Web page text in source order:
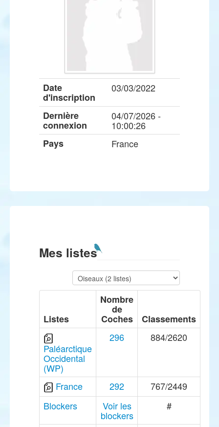
Date
d'inscription
03/03/2022
Dernière
connexion
04/07/2026 -
10:00:26
Pays
France
Mes listes
Listes
Nombre
de
Coches Classements
Paléarctique
Occidental
(WP)
296 884/2620
France 292
767/2449
Blockers
Voir les
blockers
#